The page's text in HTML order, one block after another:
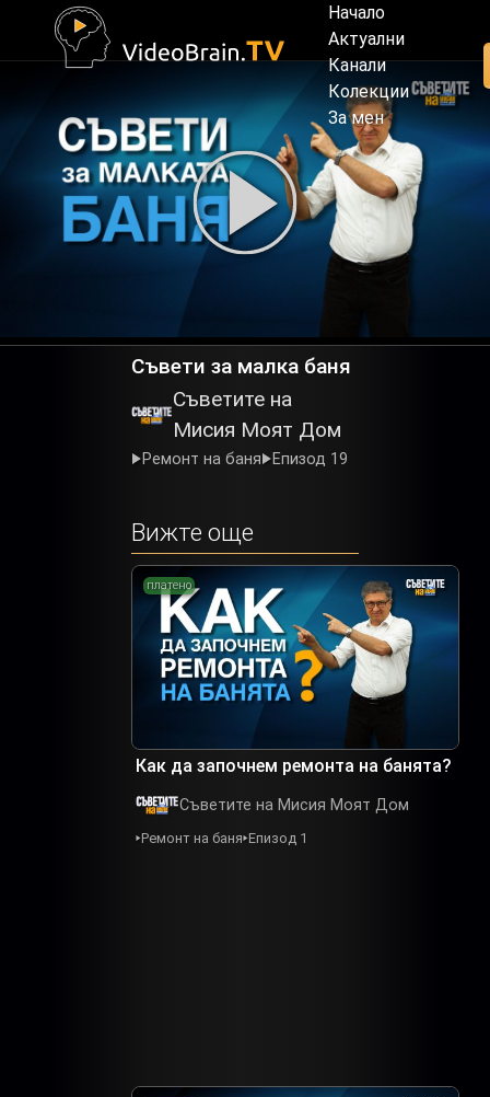
Начало
Актуални
Канали
Колекции
За мен
Съвети за малка баня
Съветите на
Мисия Моят Дом
Ремонт на баня Епизод 19
Вижте още
платено
Как да започнем ремонта на банята?
Съветите на Мисия Моят Дом
Ремонт на баня Епизод 1